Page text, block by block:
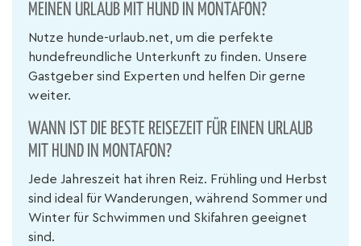
MEINEN URLAUB MIT HUND IN MONTAFON?
Nutze hunde-urlaub.net, um die perfekte
hundefreundliche Unterkunft zu finden. Unsere
Gastgeber sind Experten und helfen Dir gerne
weiter.
WANN IST DIE BESTE REISEZEIT FÜR EINEN URLAUB
MIT HUND IN MONTAFON?
Jede Jahreszeit hat ihren Reiz. Frühling und Herbst
sind ideal für Wanderungen, während Sommer und
Winter für Schwimmen und Skifahren geeignet
sind.